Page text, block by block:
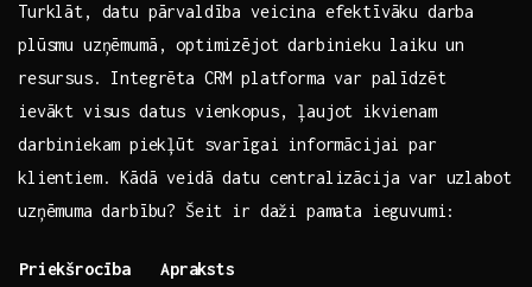
Turklāt, datu pārvaldība veicina efektīvāku darba
plūsmu uzņēmumā,‍ optimizējot darbinieku⁤ laiku⁤ un
‍resursus. Integrēta CRM ⁢platforma var palīdzēt
ievākt visus datus vienkopus, ļaujot ⁣ikvienam
darbiniekam⁣ piekļūt svarīgai​ informācijai⁣ par
klientiem. Kādā veidā datu centralizācija var uzlabot‍
uzņēmuma ⁤darbību? Šeit ir daži pamata ieguvumi:
Priekšrocība Apraksts